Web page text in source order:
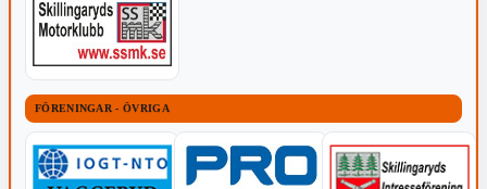
FÖRENINGAR - ÖVRIGA